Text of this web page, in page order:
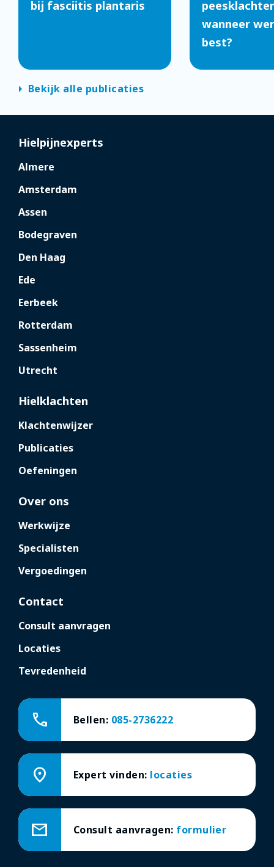
bij fasciitis plantaris
wanneer
best?
arrow_right Bekijk alle publicaties
Hielpijnexperts
Almere
Amsterdam
Assen
Bodegraven
Den Haag
Ede
Eerbeek
Rotterdam
Sassenheim
Utrecht
Hielklachten
Klachtenwijzer
Publicaties
Oefeningen
Over ons
Werkwijze
Specialisten
Vergoedingen
Contact
Consult aanvragen
Locaties
Tevredenheid
call Bellen: 085-2736222
location_on Expert vinden: locaties
mail Consult aanvragen: formulier